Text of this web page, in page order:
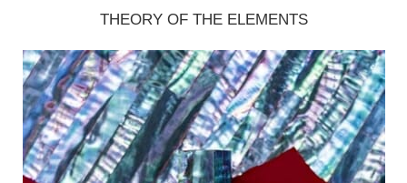
COLUMN
THEORY OF THE ELEMENTS